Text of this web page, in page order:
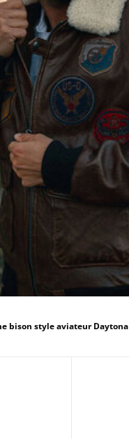
bison style aviateur Daytona